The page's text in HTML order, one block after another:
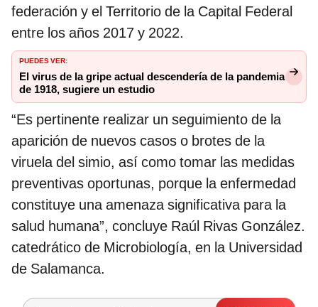
federación y el Territorio de la Capital Federal
entre los años 2017 y 2022.
PUEDES VER:
El virus de la gripe actual descendería de la pandemia
de 1918, sugiere un estudio
“Es pertinente realizar un seguimiento de la
aparición de nuevos casos o brotes de la
viruela del simio, así como tomar las medidas
preventivas oportunas, porque la enfermedad
constituye una amenaza significativa para la
salud humana”, concluye Raúl Rivas González.
catedrático de Microbiología, en la Universidad
de Salamanca.